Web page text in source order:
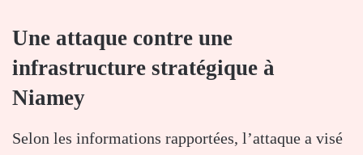
Une attaque contre une
infrastructure stratégique à
Niamey
Selon les informations rapportées, l’attaque a visé